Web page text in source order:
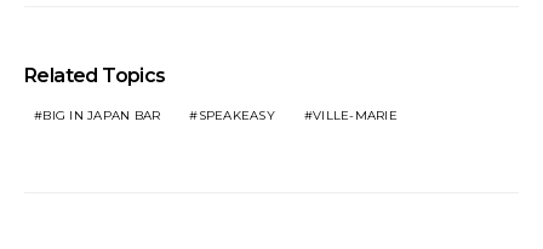
Related Topics
BIG IN JAPAN BAR SPEAKEASY VILLE-MARIE